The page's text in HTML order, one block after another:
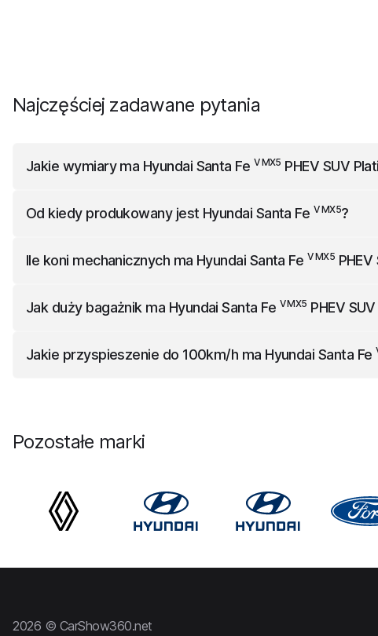
Najczęściej zadawane pytania
Jakie wymiary ma Hyundai Santa Fe V MX5 PHEV SUV
Od kiedy produkowany jest Hyundai Santa Fe V MX5?
Ile koni mechanicznych ma Hyundai Santa Fe V MX5
Jak duży bagażnik ma Hyundai Santa Fe V MX5 PHEV
Jakie przyspieszenie do 100km/h ma Hyundai Santa Fe
Pozostałe marki
2026 © CarShow360.net